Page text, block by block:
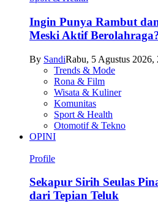
Ingin Punya Rambut
Meski Aktif
By SandiRabu, 5 Agustus 2026,
Trends & Mode
Rona & Film
Wisata & Kuliner
Komunitas
Sport & Health
Otomotif & Tekno
OPINI
Profile
Sekapur Sirih Seulas
dari Tepian Teluk